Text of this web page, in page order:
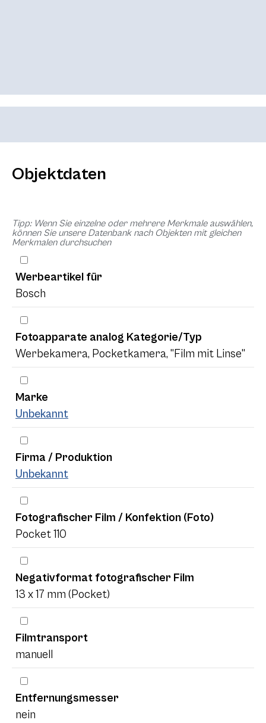
Objektdaten
Tipp: Wenn Sie einzelne oder mehrere Merkmale auswählen,
können Sie unsere Datenbank nach Objekten mit gleichen
Merkmalen durchsuchen
Werbeartikel für
Bosch
Fotoapparate analog Kategorie/Typ
Werbekamera, Pocketkamera, "Film mit Linse"
Marke
Unbekannt
Firma / Produktion
Unbekannt
Fotografischer Film / Konfektion (Foto)
Pocket 110
Negativformat fotografischer Film
13 x 17 mm (Pocket)
Filmtransport
manuell
Entfernungsmesser
nein